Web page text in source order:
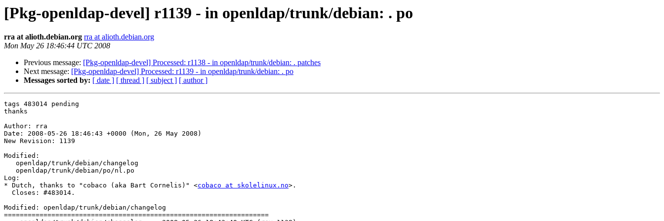
[Pkg-openldap-devel] r1139 - in openldap/trunk/debian: . po
rra at alioth.debian.org rra at alioth.debian.org
Mon May 26 18:46:44 UTC 2008
Previous message: [Pkg-openldap-devel] Processed: r1138 - in openldap/trunk/debian: . patches
Next message: [Pkg-openldap-devel] Processed: r1139 - in openldap/trunk/debian: . po
Messages sorted by: [ date ] [ thread ] [ subject ] [ author ]
tags 483014 pending
thanks
Author: rra
Date: 2008-05-26 18:46:43 +0000 (Mon, 26 May 2008)
New Revision: 1139
Modified:
   openldap/trunk/debian/changelog
   openldap/trunk/debian/po/nl.po
Log:
* Dutch, thanks to "cobaco (aka Bart Cornelis)" <cobaco at skolelinux.no>.
  Closes: #483014.
Modified: openldap/trunk/debian/changelog
===================================================================